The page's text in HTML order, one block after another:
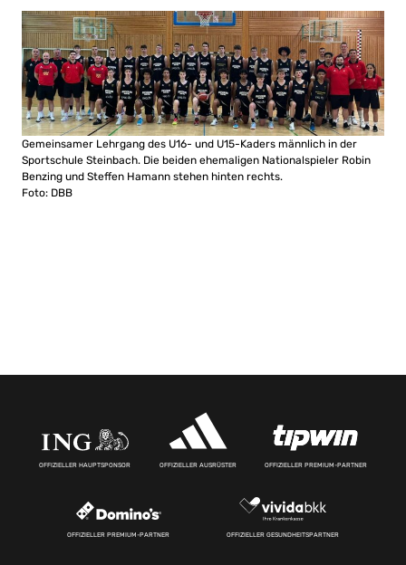
Gemeinsamer Lehrgang des U16- und U15-Kaders männlich in der
Sportschule Steinbach. Die beiden ehemaligen Nationalspieler Robin
Benzing und Steffen Hamann stehen hinten rechts.
Foto: DBB
OFFIZIELLER HAUPTSPONSOR OFFIZIELLER AUSRÜSTER OFFIZIELLER PREMIUM-PARTNER
OFFIZIELLER PREMIUM-PARTNER OFFIZIELLER GESUNDHEITSPARTNER